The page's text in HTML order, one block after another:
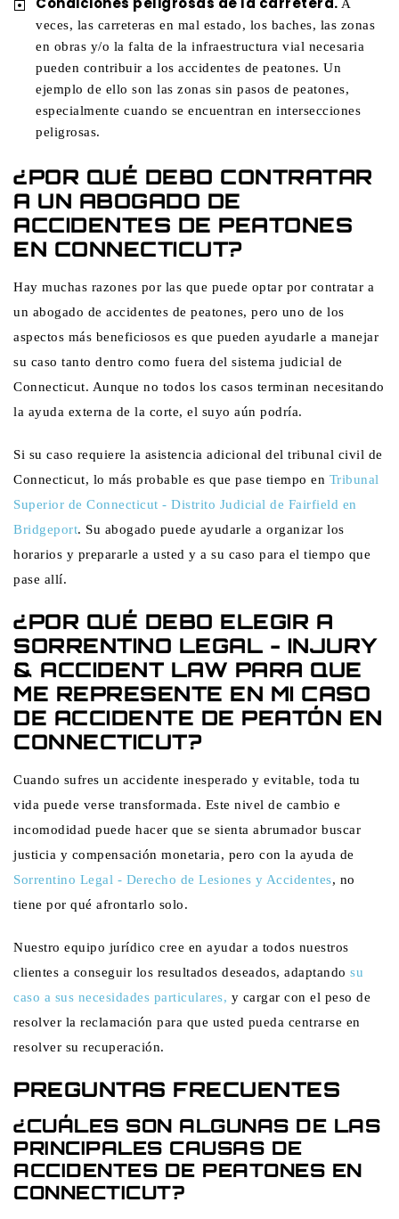
A
veces, las carreteras en mal estado, los baches, las zonas
en obras y/o la falta de la infraestructura vial necesaria
pueden contribuir a los accidentes de peatones. Un
ejemplo de ello son las zonas sin pasos de peatones,
especialmente cuando se encuentran en intersecciones
peligrosas.
¿POR QUÉ DEBO CONTRATAR
A UN ABOGADO DE
ACCIDENTES DE PEATONES
EN CONNECTICUT?
Hay muchas razones por las que puede optar por contratar a
un abogado de accidentes de peatones, pero uno de los
aspectos más beneficiosos es que pueden ayudarle a manejar
su caso tanto dentro como fuera del sistema judicial de
Connecticut. Aunque no todos los casos terminan necesitando
la ayuda externa de la corte, el suyo aún podría.
Si su caso requiere la asistencia adicional del tribunal civil de
Connecticut, lo más probable es que pase tiempo en Tribunal
Superior de Connecticut - Distrito Judicial de Fairfield en
Bridgeport. Su abogado puede ayudarle a organizar los
horarios y prepararle a usted y a su caso para el tiempo que
pase allí.
¿POR QUÉ DEBO ELEGIR A
SORRENTINO LEGAL - INJURY
& ACCIDENT LAW PARA QUE
ME REPRESENTE EN MI CASO
DE ACCIDENTE DE PEATÓN EN
CONNECTICUT?
Cuando sufres un accidente inesperado y evitable, toda tu
vida puede verse transformada. Este nivel de cambio e
incomodidad puede hacer que se sienta abrumador buscar
justicia y compensación monetaria, pero con la ayuda de
Sorrentino Legal - Derecho de Lesiones y Accidentes, no
tiene por qué afrontarlo solo.
Nuestro equipo jurídico cree en ayudar a todos nuestros
clientes a conseguir los resultados deseados, adaptando su
caso a sus necesidades particulares, y cargar con el peso de
resolver la reclamación para que usted pueda centrarse en
resolver su recuperación.
PREGUNTAS FRECUENTES
¿CUÁLES SON ALGUNAS DE LAS
PRINCIPALES CAUSAS DE
ACCIDENTES DE PEATONES EN
CONNECTICUT?